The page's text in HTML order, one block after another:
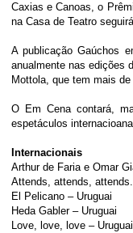
Caxias e Canoas, o
na Casa de Teatro
A publicação Gaúchos
anualmente nas edições
Mottola, que tem mais
O Em Cena contará,
espetáculos
Internacionais
Arthur de Faria e Omar
Attends, attends,
El Pelicano – Uruguai
Heda Gabler – Uruguai
Love, love, love – Uruguai